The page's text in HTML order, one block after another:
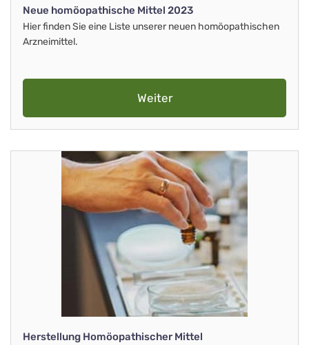
Neue homöopathische Mittel 2023
Hier finden Sie eine Liste unserer neuen homöopathischen
Arzneimittel.
Weiter
Herstellung Homöopathischer Mittel